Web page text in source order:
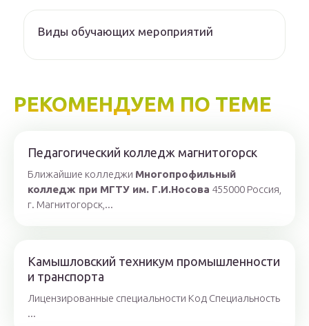
Виды обучающих мероприятий
РЕКОМЕНДУЕМ ПО ТЕМЕ
Педагогический колледж магнитогорск
Ближайшие колледжи Многопрофильный
колледж при МГТУ им. Г.И.Носова 455000 Россия,
г. Магнитогорск,...
Камышловский техникум промышленности
и транспорта
Лицензированные специальности Код Специальность
...